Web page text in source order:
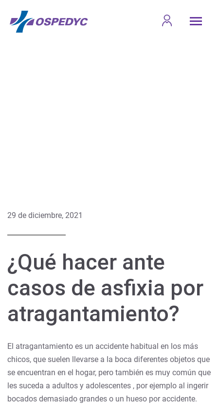
29 de diciembre, 2021
¿Qué hacer ante
casos de asfixia por
atragantamiento?
El atragantamiento es un accidente habitual en los más
chicos, que suelen llevarse a la boca diferentes objetos que
se encuentran en el hogar, pero también es muy común que
les suceda a adultos y adolescentes , por ejemplo al ingerir
bocados demasiado grandes o un hueso por accidente.